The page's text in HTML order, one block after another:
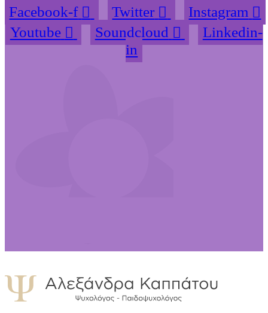
Facebook-f Twitter
Instagram
Youtube
Soundcloud
Linkedin-
in